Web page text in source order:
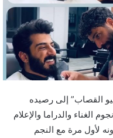
القصاب” إلى رصيده
الغناء والدراما والإعلام
لأول مرة مع النجم